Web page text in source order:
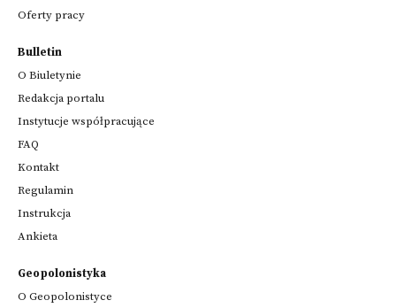
Oferty pracy
Bulletin
O Biuletynie
Redakcja portalu
Instytucje współpracujące
FAQ
Kontakt
Regulamin
Instrukcja
Ankieta
Geopolonistyka
O Geopolonistyce